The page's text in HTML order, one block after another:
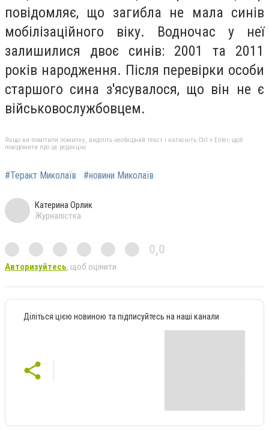
повідомляє, що загибла не мала синів
мобілізаційного віку. Водночас у неї
залишилися двоє синів: 2001 та 2011
років народження. Після перевірки особи
старшого сина з'ясувалося, що він не є
військовослужбовцем.
Якщо ви помітили помилку, виділіть необхідний текст і натисніть Ctrl + Enter, щоб
повідомити про це редакцію
#Теракт Миколаїв #новини Миколаїв
Катерина Орлик
Журналістка
0,0
Авторизуйтесь, щоб оцінити
Діліться цією новиною та підписуйтесь на наші канали